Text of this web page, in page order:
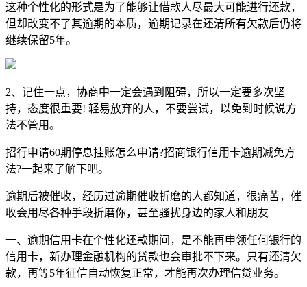
这种个性化的形式是为了能够让借款人尽最大可能进行还款，
但却改变不了其逾期的本质，逾期记录在还清所有欠款后仍将
继续保留5年。
2、记住一点，协商中一定会遇到阻碍，所以一定要多次坚
持，态度很重要! 轻易放弃的人，不要尝试，以免到时候说方
法不管用。
招行申请60期停息挂账怎么申请?招商银行信用卡逾期减免方
法?一起来了解下吧。
逾期后被催收，经历过逾期催收折磨的人都知道，很痛苦，催
收会用尽各种手段折磨你，甚至骚扰身边的家人和朋友
一、逾期信用卡在个性化还款期间，是不能再申领任何银行的
信用卡，新办理金融机构的贷款也会审批不下来。只有还清欠
款，再等5年征信自动恢复正常，才能再次办理信贷业务。